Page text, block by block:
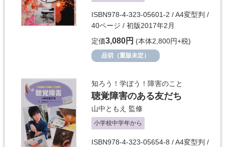
ISBN978-4-323-05601-2 / A4変型判 /
40ページ / 初版2017年2月
定価3,080円 (本体2,800円+税)
品切（重版未定）
知ろう！学ぼう！障害のこと
聴覚障害のある友だち
山中ともえ 監修
小学校中学年から
ISBN978-4-323-05654-8 / A4変型判 /